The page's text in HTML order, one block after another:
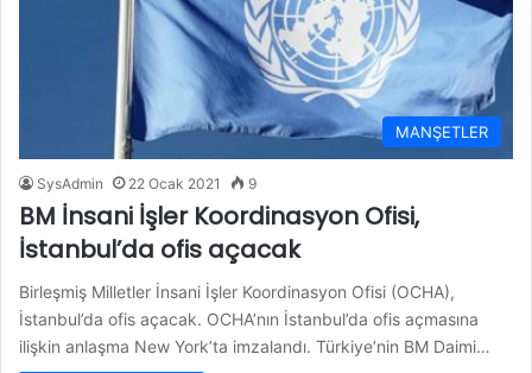
MANŞETLER
SysAdmin 22 Ocak 2021 9
BM İnsani İşler Koordinasyon Ofisi,
İstanbul’da ofis açacak
Birleşmiş Milletler İnsani İşler Koordinasyon Ofisi (OCHA),
İstanbul’da ofis açacak. OCHA’nın İstanbul’da ofis açmasına
ilişkin anlaşma New York’ta imzalandı. Türkiye’nin BM Daimi…